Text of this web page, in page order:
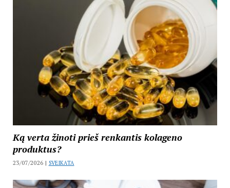
Ką verta žinoti prieš renkantis kolageno
produktus?
23/07/2026 | SVEIKATA